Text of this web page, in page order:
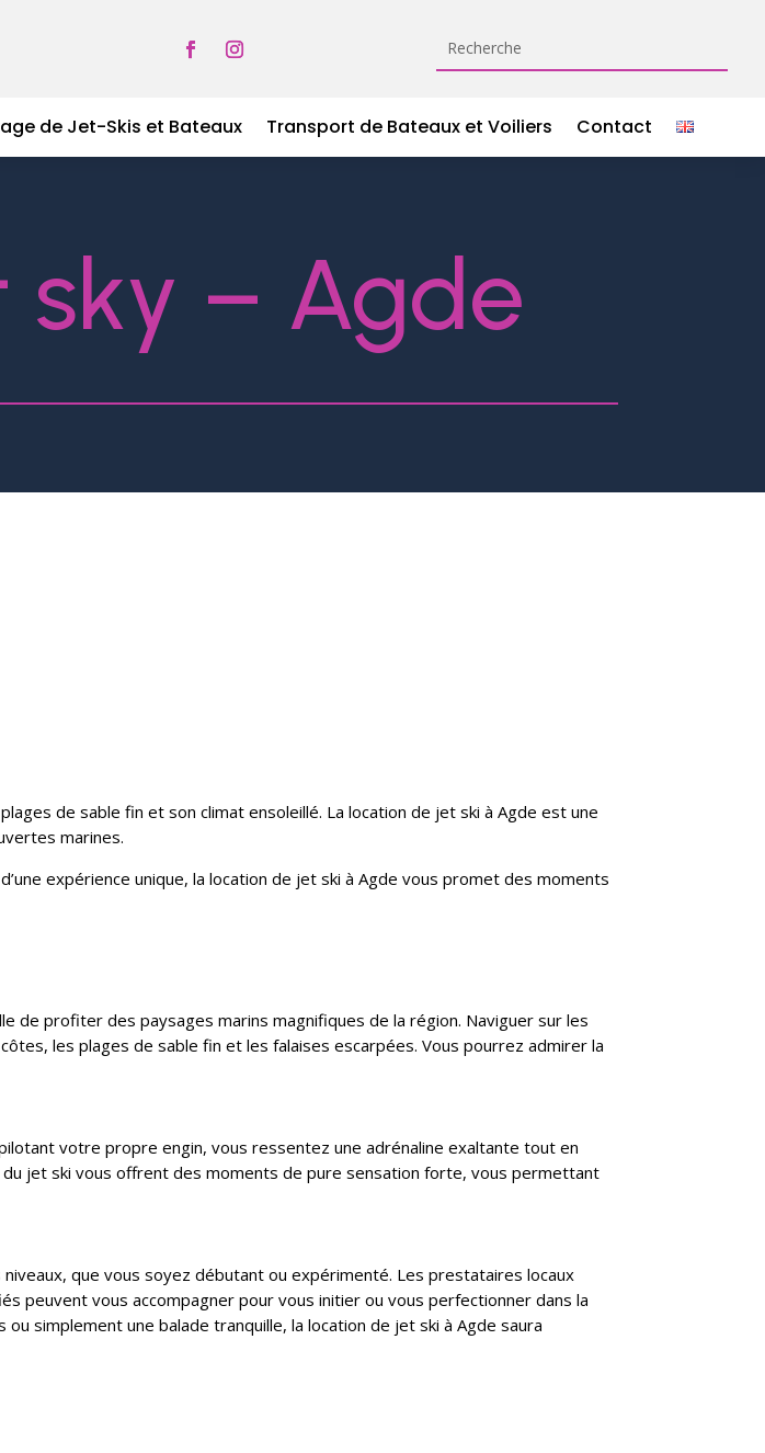
de Jet-Skis et Bateaux Transport de Bateaux et Voiliers Contact
sky – Agde
de sable fin et son climat ensoleillé. La location de jet ski à Agde est une
marines.
expérience unique, la location de jet ski à Agde vous promet des moments
de profiter des paysages marins magnifiques de la région. Naviguer sur les
les plages de sable fin et les falaises escarpées. Vous pourrez admirer la
votre propre engin, vous ressentez une adrénaline exaltante tout en
jet ski vous offrent des moments de pure sensation forte, vous permettant
que vous soyez débutant ou expérimenté. Les prestataires locaux
peuvent vous accompagner pour vous initier ou vous perfectionner dans la
simplement une balade tranquille, la location de jet ski à Agde saura